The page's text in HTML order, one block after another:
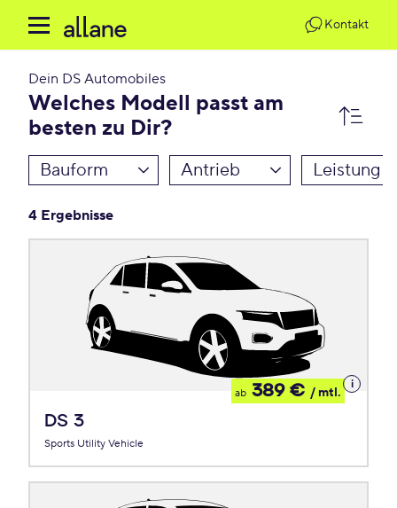
Kontakt
Dein DS Automobiles
Welches Modell passt am
besten zu Dir?
Bauform Antrieb Leistung
4 Ergebnisse
DS 3
Sports Utility Vehicle
ab 389 € / mtl.
Details
zum